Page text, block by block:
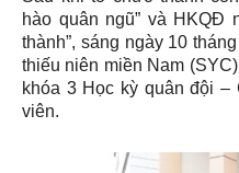
hào quân ngũ” và HKQĐ
thành”, sáng ngày 10
thiếu niên miền Nam
khóa 3 Học kỳ quân đội –
viên.